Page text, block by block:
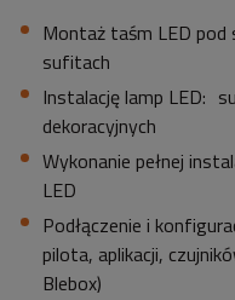
Montaż taśm LED pod
sufitach
Instalację lamp LED:
dekoracyjnych
Wykonanie pełnej
LED
Podłączenie i
pilota, aplikacji,
Blebox)